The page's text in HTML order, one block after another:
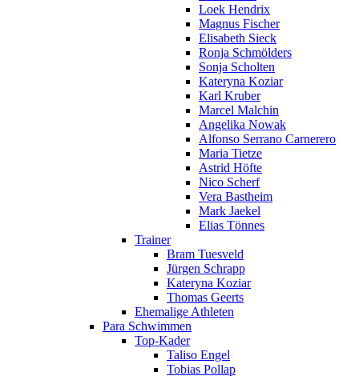
Loek Hendrix
Magnus Fischer
Elisabeth Sieck
Ronja Schmölders
Sonja Scholten
Kateryna Koziar
Karl Kruber
Marcel Malchin
Angelika Nowak
Alfonso Serrano Carnerero
Maria Tietze
Astrid Höfte
Nico Scherf
Vera Bastheim
Mark Jaekel
Elias Tönnes
Trainer
Bram Tuesveld
Jürgen Schrapp
Kateryna Koziar
Thomas Geerts
Ehemalige Athleten
Para Schwimmen
Top-Kader
Taliso Engel
Tobias Pollap